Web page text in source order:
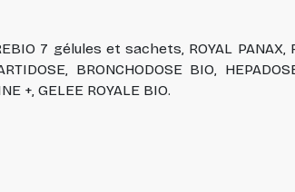
7 gélules et sachets, ROYAL PANAX,
BRONCHODOSE BIO,
+, GELEE ROYALE BIO.